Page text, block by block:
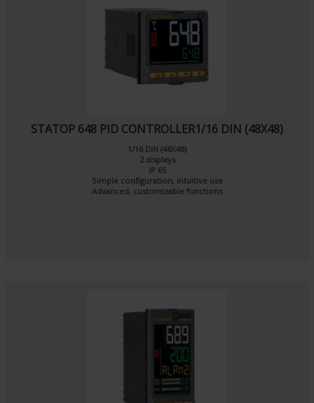
STATOP 648 PID CONTROLLER1/16 DIN (48X48)
1/16 DIN (48X48)
2 displays
IP 65
Simple configuration, intuitive use
Advanced, customizable functions